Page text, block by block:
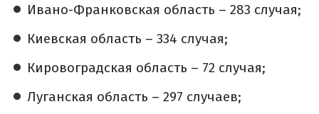
Ивано-Франковская область – 283 случая;
Киевская область – 334 случая;
Кировоградская область – 72 случая;
Луганская область – 297 случаев;